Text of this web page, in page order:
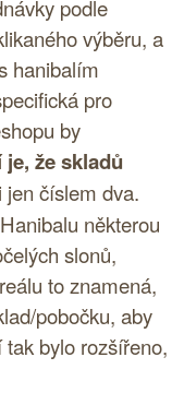
podle
výběru, a
hanibalím
pro
by
že skladů
číslem dva.
některou
slonů,
to znamená,
pobočku, aby
bylo rozšířeno,